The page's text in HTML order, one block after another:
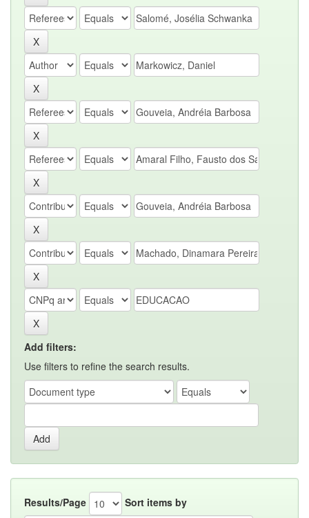
Add filters:
Use filters to refine the search results.
Results/Page Sort items by